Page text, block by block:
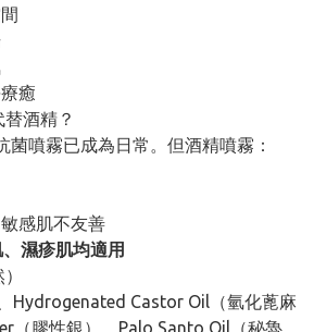
癒
酒精？
菌噴霧已成為日常。但酒精噴霧：
感肌不友善
濕疹肌均適用
Hydrogenated Castor Oil（氫化蓖麻
（膠性銀）、Palo Santo Oil（秘魯